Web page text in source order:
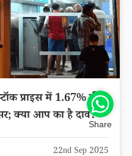
प्राइस में 1.67% की
क्या आप का है दाव?
22nd Sep 2025
Share